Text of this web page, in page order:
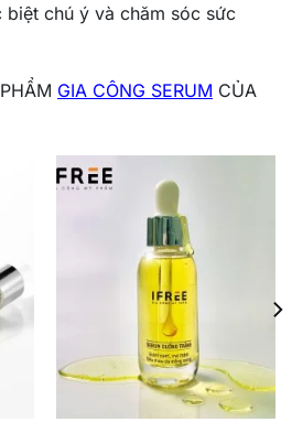
chú ý và chăm sóc sức
GIA CÔNG SERUM CỦA